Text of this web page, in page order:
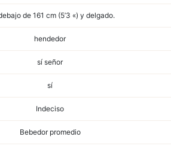
de 161 cm (5’3 «) y delgado.
hendedor
sí señor
sí
Indeciso
Bebedor promedio